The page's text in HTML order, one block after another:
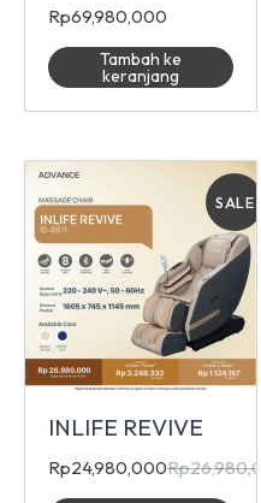
Rp69,980,000
Tambah ke
keranjang
SALE
INLIFE REVIVE
Rp
Rp24,980,000